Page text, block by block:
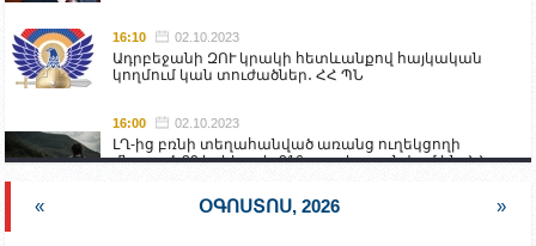
16:10 02.10.2023
Ադրբեջանի ԶՈՒ կրակի հետևանքով հայկական
կողմում կան տուժածներ․ ՀՀ ՊՆ
16:00 02.10.2023
ԼՂ-ից բռնի տեղահանված առանց ուղեկցողի
մնացած 20 երեխա և 216 տարեց գտնվում են ՀՀ
նախարարության հոգածության ներքո
« ՕԳՈՍՏՈՍ, 2026 »